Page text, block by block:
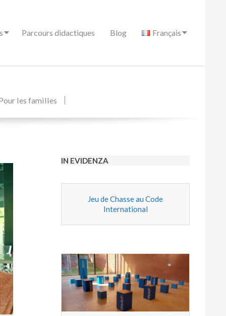
Parcours didactiques Blog Français
les familles
IN EVIDENZA
Jeu de Chasse au Code
International